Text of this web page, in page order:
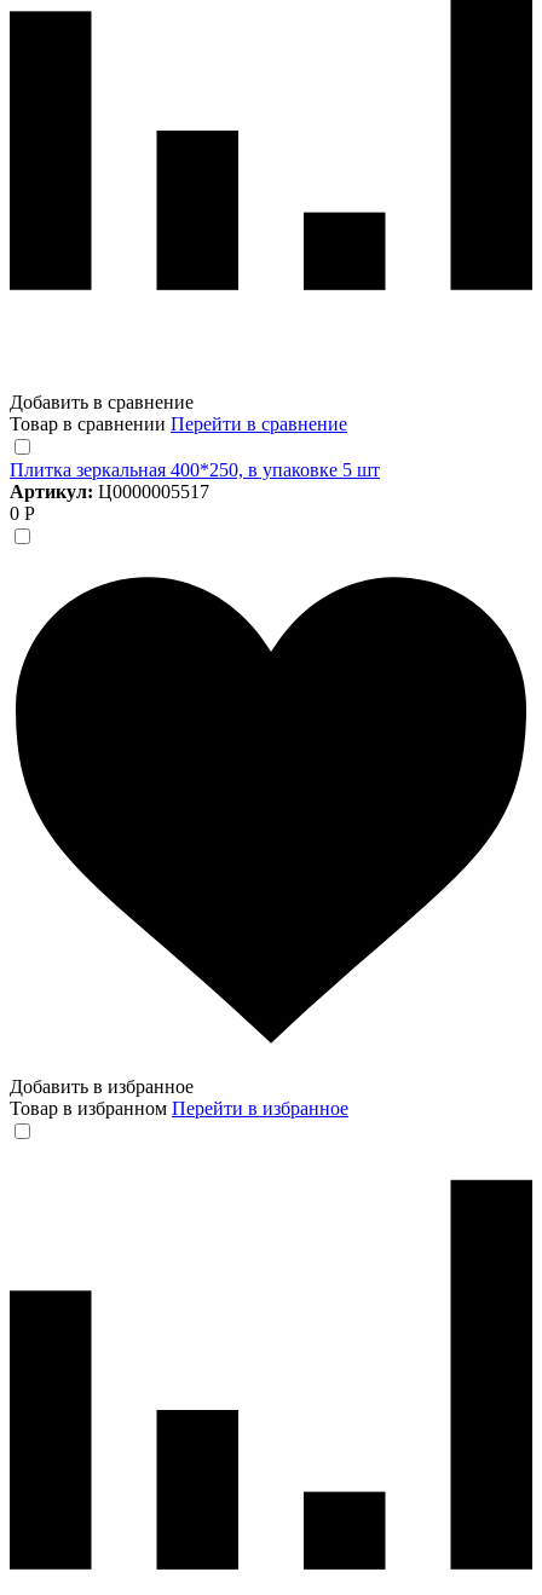
Добавить в сравнение
Товар в сравнении Перейти в сравнение
Плитка зеркальная 400*250, в упаковке 5 шт
Артикул: Ц0000005517
0 Р
Добавить в избранное
Товар в избранном Перейти в избранное